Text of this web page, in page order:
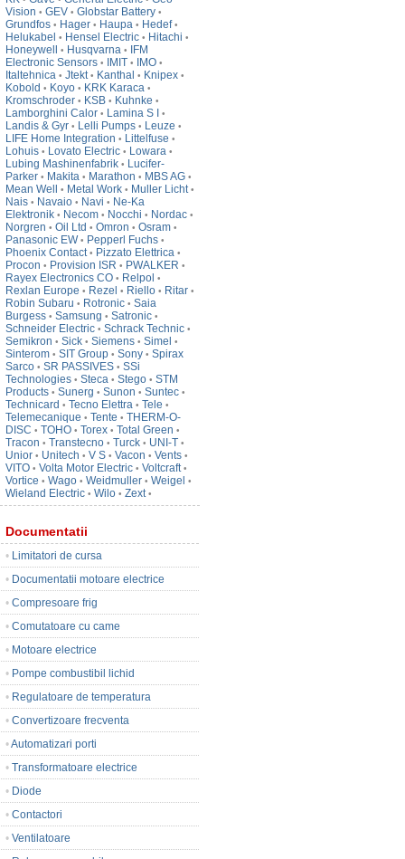
Vision • GEV • Globstar Battery •
Grundfos • Hager • Haupa • Hedef •
Helukabel • Hensel Electric • Hitachi •
Honeywell • Husqvarna •
IFM
Electronic Sensors • IMIT • IMO •
Italtehnica • Jtekt • Kanthal • Knipex •
Kobold • Koyo • KRK Karaca •
Kromschroder • KSB • Kuhnke •
Lamborghini Calor • Lamina S I •
Landis & Gyr • Lelli Pumps • Leuze •
LIFE Home Integration • Littelfuse •
Lohuis • Lovato Electric • Lowara •
Lubing Mashinenfabrik • Lucifer-
Parker • Makita • Marathon • MBS AG •
Mean Well • Metal Work • Muller Licht •
Nais • Navaio • Navi • Ne-Ka
Elektronik • Necom • Nocchi • Nordac •
Norgren • Oil Ltd • Omron • Osram •
Panasonic EW • Pepperl Fuchs •
Phoenix Contact • Pizzato Elettrica •
Procon • Provision ISR • PWALKER •
Rayex Electronics CO • Relpol •
Rexlan Europe • Rezel • Riello • Ritar •
Robin Subaru • Rotronic • Saia
Burgess • Samsung • Satronic •
Schneider Electric • Schrack Technic •
Semikron • Sick • Siemens • Simel •
Sinterom • SIT Group • Sony • Spirax
Sarco • SR PASSIVES • SSi
Technologies • Steca • Stego • STM
Products • Sunerg • Sunon • Suntec •
Technicard • Tecno Elettra • Tele •
Telemecanique • Tente • THERM-O-
DISC • TOHO • Torex • Total Green •
Tracon • Transtecno • Turck • UNI-T •
Unior • Unitech • V S • Vacon • Vents •
VITO • Volta Motor Electric • Voltcraft •
Vortice • Wago • Weidmuller • Weigel •
Wieland Electric • Wilo • Zext •
Documentatii
• Limitatori de cursa
• Documentatii motoare electrice
• Compresoare frig
• Comutatoare cu came
• Motoare electrice
• Pompe combustibil lichid
• Regulatoare de temperatura
• Convertizoare frecventa
•Automatizari porti
• Transformatoare electrice
• Diode
• Contactori
• Ventilatoare